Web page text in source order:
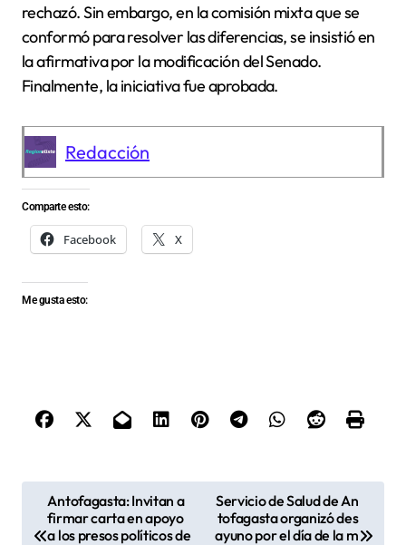
rechazó. Sin embargo, en la comisión mixta que se
conformó para resolver las diferencias, se insistió en
la afirmativa por la modificación del Senado.
Finalmente, la iniciativa fue aprobada.
Redacción
Comparte esto:
Facebook X
Me gusta esto:
Antofagasta: Invitan a
firmar carta en apoyo
a los presos políticos de
Servicio de Salud de An
tofagasta organizó des
ayuno por el día de la m